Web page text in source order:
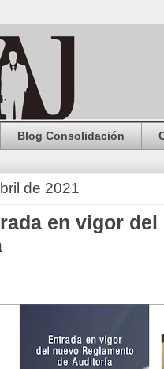
Blog Consolidación
de 2021
en vigor